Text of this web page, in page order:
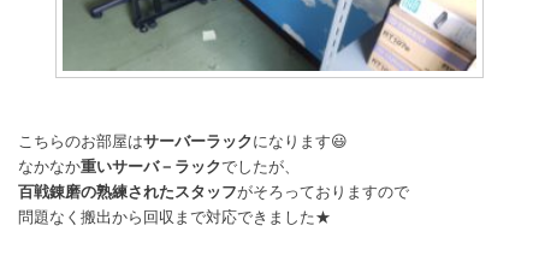
こちらのお部屋はサーバーラックになります😃
なかなか重いサーバ－ラックでしたが、
百戦錬磨の熟練されたスタッフがそろっておりますので
問題なく搬出から回収まで対応できました★